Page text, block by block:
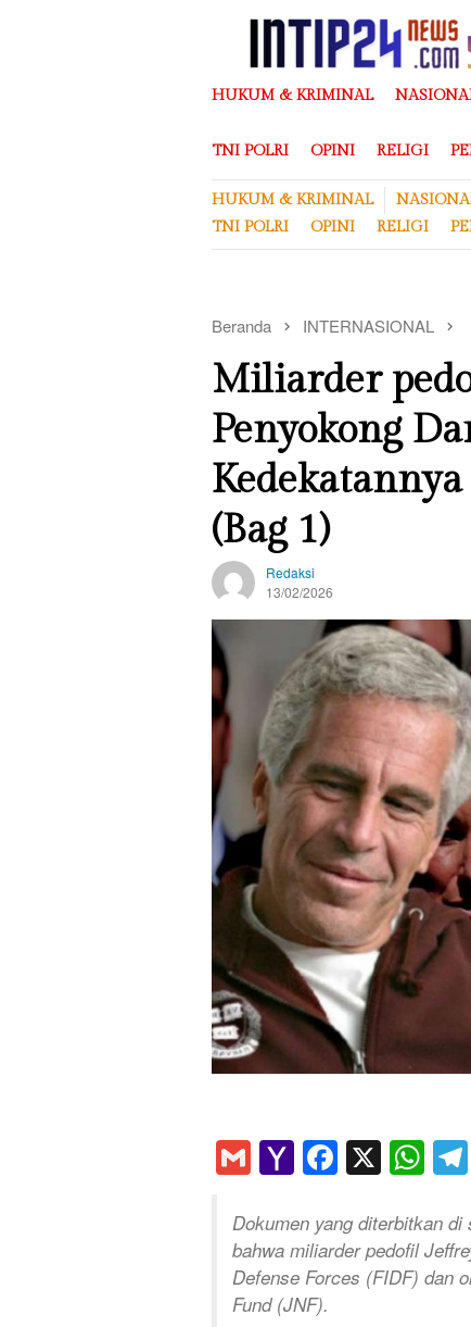
HUKUM & KRIMINAL
TNI POLRI OPINI RELIGI
HUKUM & KRIMINAL
TNI POLRI
OPINI RELIGI
Beranda INTERNASIONAL
Miliarder
Penyokong
(Bag 1)
Redaksi
13/02/2026
GmailYahooX
Dokumen yang diterbitkan
bahwa miliarder pedofil
Defense Forces (FIDF) dan
Fund (JNF).